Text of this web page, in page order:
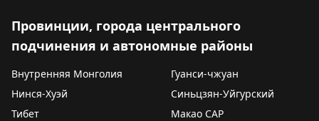
Провинции, города центрального
подчинения и автономные районы
Внутренняя Монголия
Гуанси-чжуан
Нинся-Хуэй
Синьцзян-Уйгурский
Тибет
Макао САР